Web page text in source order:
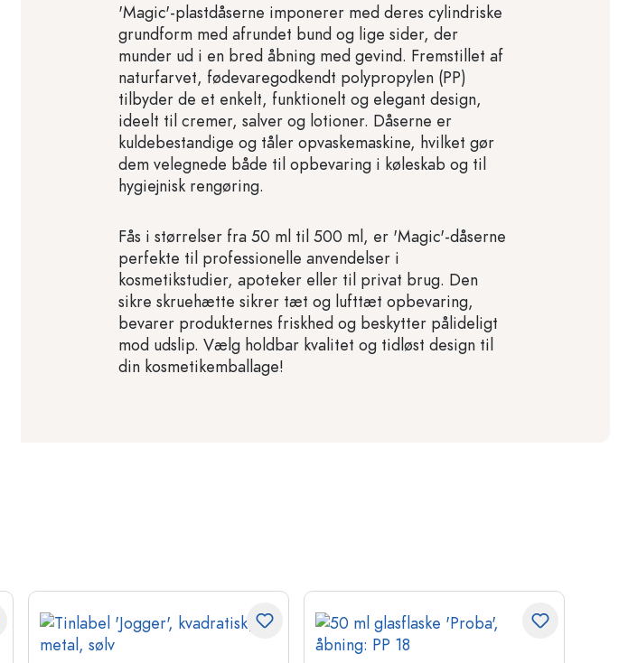
'Magic'-plastdåserne imponerer med deres cylindriske
grundform med afrundet bund og lige sider, der
munder ud i en bred åbning med gevind. Fremstillet af
naturfarvet, fødevaregodkendt polypropylen (PP)
tilbyder de et enkelt, funktionelt og elegant design,
ideelt til cremer, salver og lotioner. Dåserne er
kuldebestandige og tåler opvaskemaskine, hvilket gør
dem velegnede både til opbevaring i køleskab og til
hygiejnisk rengøring.
Fås i størrelser fra 50 ml til 500 ml, er 'Magic'-dåserne
perfekte til professionelle anvendelser i
kosmetikstudier, apoteker eller til privat brug. Den
sikre skruehætte sikrer tæt og lufttæt opbevaring,
bevarer produkternes friskhed og beskytter pålideligt
mod udslip. Vælg holdbar kvalitet og tidløst design til
din kosmetikemballage!